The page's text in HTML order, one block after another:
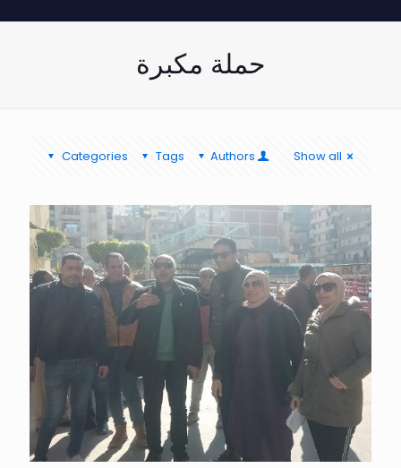
حملة مكبرة
Categories Tags Authors Show all